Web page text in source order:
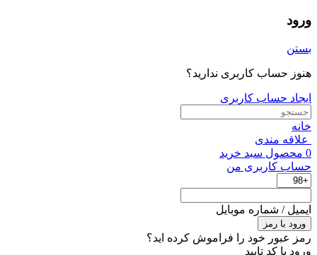
ورود
بستن
هنوز حساب کاربری ندارید؟
ایجاد حساب کاربری
خانه
علاقه مندی
0 محصول سبد خرید
حساب کاربری من
ایمیل / شماره موبایل
ورود با رمز
رمز عبور خود را فراموش کرده اید؟
ورود با کد تایید